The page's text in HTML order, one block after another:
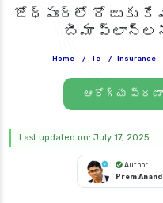
జోధ్‌పూర్‌లో రోజుకు
బీమా
Home / Te / Insurance
ఆరోగ్య
Last updated on: July 17, 2025
Author
Prem Anand